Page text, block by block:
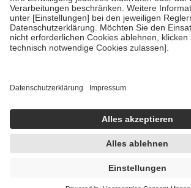
GKV getragen werden
• empfohlenen Schutzimpfungen
• Harn- und Blutteststreifen
getroffen, um sicherzustellen, dass es sich um
https://help.etrusted.com/hc/de/articles/
Einige Bilder und Inhalte wurden unter